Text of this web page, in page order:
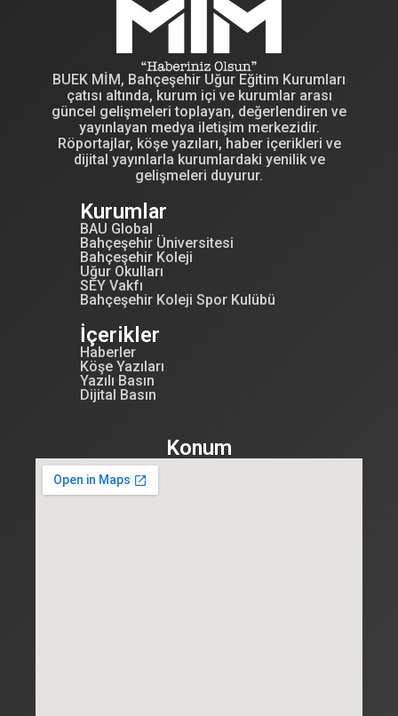
BUEK MİM, Bahçeşehir Uğur Eğitim Kurumları
çatısı altında, kurum içi ve kurumlar arası
güncel gelişmeleri toplayan, değerlendiren ve
yayınlayan medya iletişim merkezidir.
Röportajlar, köşe yazıları, haber içerikleri ve
dijital yayınlarla kurumlardaki yenilik ve
gelişmeleri duyurur.
Kurumlar
BAU Global
Bahçeşehir Üniversitesi
Bahçeşehir Koleji
Uğur Okulları
SEY Vakfı
Bahçeşehir Koleji Spor Kulübü
İçerikler
Haberler
Köşe Yazıları
Yazılı Basın
Dijital Basın
Konum